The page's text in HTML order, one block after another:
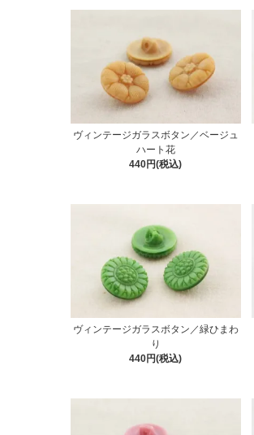
ヴィンテージガラスボタン／ベージュ
ハート花
440円(税込)
ヴィンテージガラスボタン／緑ひまわ
り
440円(税込)